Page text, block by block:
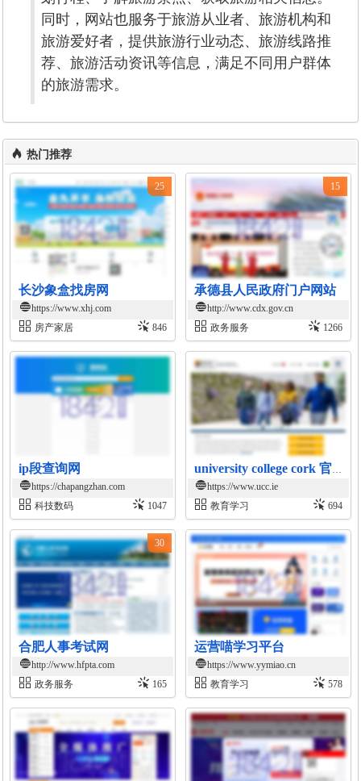
同时，网站也服务于旅游从业者、旅游机构和
旅游爱好者，提供旅游行业动态、旅游线路推
荐、旅游活动资讯等信息，满足不同用户群体
的旅游需求。
热门推荐
长沙象盒找房网
https://www.xhj.com
房产家居
846
25
承德县人民政府门户网站
http://www.cdx.gov.cn
政务服务
1266
15
ip段查询网
https://chapangzhan.com
科技数码
1047
https://www.ucc.ie
教育学习
694
合肥人事考试网
http://www.hfpta.com
政务服务
165
30
运营喵学习平台
https://www.yymiao.cn
教育学习
578